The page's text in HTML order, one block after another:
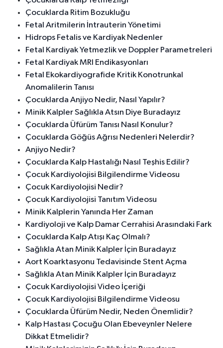
Çocuklarda Ritim Bozukluğu
Fetal Aritmilerin İntrauterin Yönetimi
Hidrops Fetalis ve Kardiyak Nedenler
Fetal Kardiyak Yetmezlik ve Doppler Parametreleri
Fetal Kardiyak MRI Endikasyonları
Fetal Ekokardiyografide Kritik Konotrunkal
Anomalilerin Tanısı
Çocuklarda Anjiyo Nedir, Nasıl Yapılır?
Minik Kalpler Sağlıkla Atsın Diye Buradayız
Çocuklarda Üfürüm Tanısı Nasıl Konulur?
Çocuklarda Göğüs Ağrısı Nedenleri Nelerdir?
Anjiyo Nedir?
Çocuklarda Kalp Hastalığı Nasıl Teşhis Edilir?
Çocuk Kardiyolojisi Bilgilendirme Videosu
Çocuk Kardiyolojisi Nedir?
Çocuk Kardiyolojisi Tanıtım Videosu
Minik Kalplerin Yanında Her Zaman
Kardiyoloji ve Kalp Damar Cerrahisi Arasındaki Fark
Çocuklarda Kalp Atışı Kaç Olmalı?
Sağlıkla Atan Minik Kalpler İçin Buradayız
Aort Koarktasyonu Tedavisinde Stent Açma
Sağlıkla Atan Minik Kalpler İçin Buradayız
Çocuk Kardiyolojisi Video İçeriği
Çocuk Kardiyolojisi Bilgilendirme Videosu
Çocuklarda Üfürüm Nedir, Neden Önemlidir?
Kalp Hastası Çocuğu Olan Ebeveynler Nelere
Dikkat Etmelidir?